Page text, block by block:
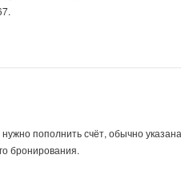
пополнить счёт, обычно
бронирования.